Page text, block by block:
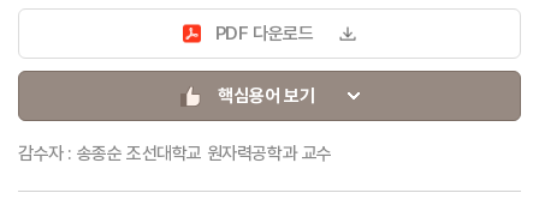
PDF 다운로드
핵심용어 보기
감수자 : 송종순 조선대학교 원자력공학과 교수